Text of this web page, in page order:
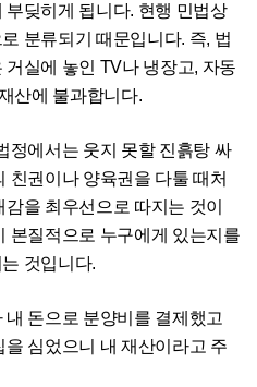
딪히게 됩니다. 현행 민법상
분류되기 때문입니다. 즉, 법
실에 놓인 TV나 냉장고, 자동
산에 불과합니다.
정에서는 웃지 못할 진흙탕 싸
친권이나 양육권을 다툴 때처
을 최우선으로 따지는 것이
본질적으로 누구에게 있는지를
것입니다.
돈으로 분양비를 결제했고
심었으니 내 재산이라고 주